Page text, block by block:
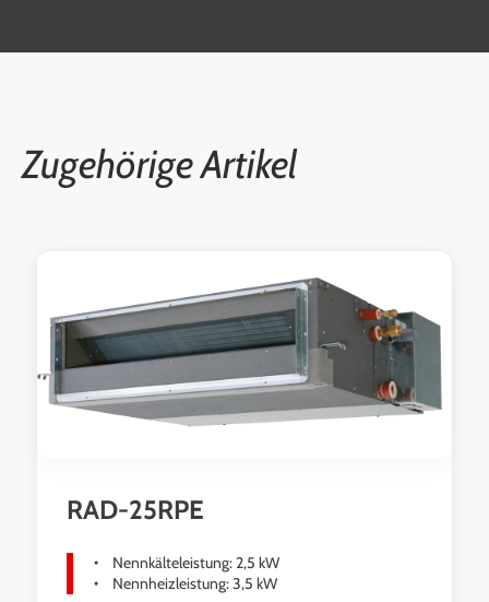
Zugehörige Artikel
RAD-25RPE
Nennkälteleistung: 2,5 kW
Nennheizleistung: 3,5 kW